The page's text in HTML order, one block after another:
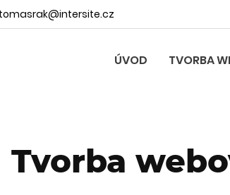
tomasrak@intersite.cz
ÚVOD TVORBA
Tvorba